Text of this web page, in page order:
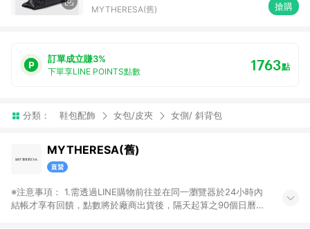
MYTHERESA(舊) 搶購
訂單成立賺3%
下單享LINE POINTS點數 1763點
分類： 鞋包配飾 女包/皮夾 女側/ 斜背包
MYTHERESA(舊)
※注意事項： 1.需透過LINE購物前往並在同一瀏覽器於24小時內
結帳才享有回饋，點數將於廠商出貨後，隔天起算之90個日曆天